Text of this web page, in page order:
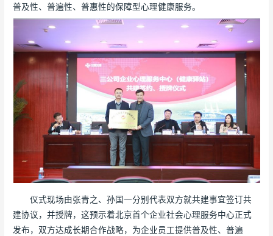
普及性、普遍性、普惠性的保障型心理健康服务。
仪式现场由张青之、孙国一分别代表双方就共建事宜签订共
建协议，并授牌，这预示着北京首个企业社会心理服务中心正式
发布，双方达成长期合作战略，为企业员工提供普及性、普遍